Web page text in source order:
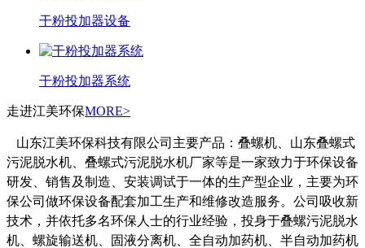
干粉投加器设备
干粉投加器系统
走进江美环保MORE>
山东江美环保科技有限公司主要产品：叠螺机、山东叠螺式
污泥脱水机、叠螺式污泥脱水机厂家等是一家致力于环保设备
研发、销售及制造、安装调试于一体的生产型企业，主要为环
保公司做环保设备配套加工生产和维修改造服务。 公司吸收新
技术，并依托多名环保人士的行业经验，投身于叠螺污泥脱水
机、螺旋输送机、固液分离机、全自动加药机、半自动加药机